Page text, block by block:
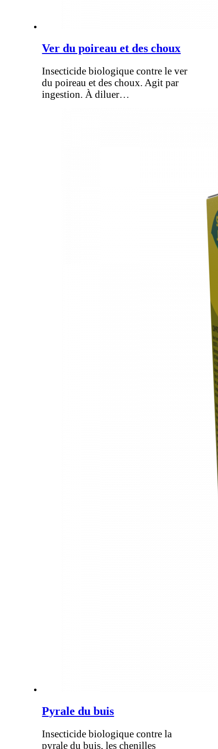
Ver du poireau et des choux
Insecticide biologique contre le ver
du poireau et des choux. Agit par
ingestion. À diluer…
Pyrale du buis
Insecticide biologique contre la
pyrale du buis, les chenilles